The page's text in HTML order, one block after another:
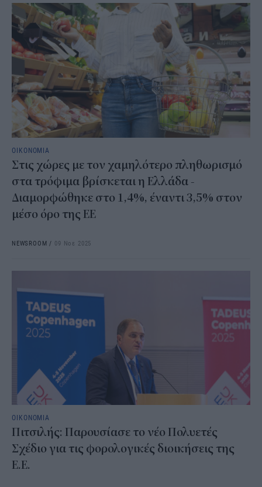
ΟΙΚΟΝΟΜΙΑ
Στις χώρες με τον χαμηλότερο πληθωρισμό
στα τρόφιμα βρίσκεται η Ελλάδα -
Διαμορφώθηκε στο 1,4%, έναντι 3,5% στον
μέσο όρο της ΕΕ
NEWSROOM / 09 Νοε 2025
ΟΙΚΟΝΟΜΙΑ
Πιτσιλής: Παρουσίασε το νέο Πολυετές
Σχέδιο για τις φορολογικές διοικήσεις της
Ε.Ε.